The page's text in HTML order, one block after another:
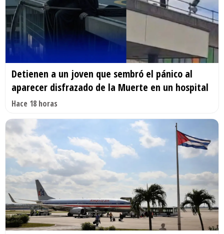
Detienen a un joven que sembró el pánico al
aparecer disfrazado de la Muerte en un hospital
Hace 18 horas